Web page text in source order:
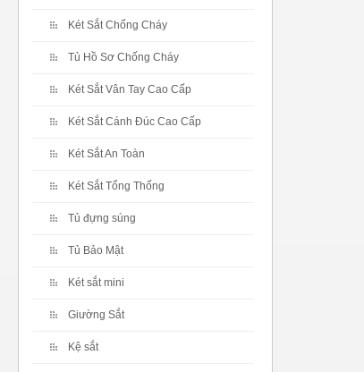
Két Sắt Chống Cháy
Tủ Hồ Sơ Chống Cháy
Két Sắt Vân Tay Cao Cấp
Két Sắt Cánh Đúc Cao Cấp
Két Sắt An Toàn
Két Sắt Tổng Thống
Tủ đựng súng
Tủ Bảo Mật
Két sắt mini
Giường Sắt
Kệ sắt